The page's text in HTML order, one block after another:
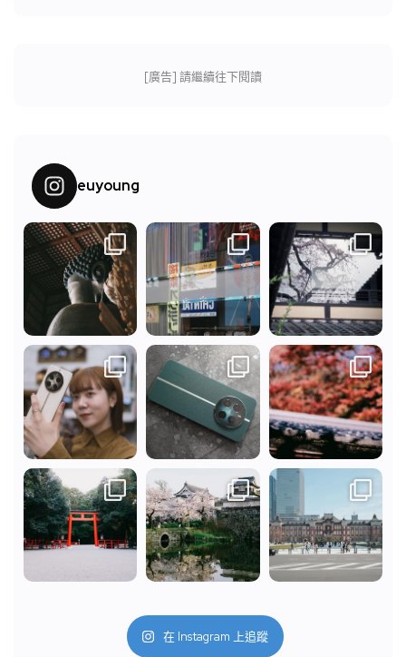
[廣告] 請繼續往下閱讀
euyoung
在 Instagram 上追蹤